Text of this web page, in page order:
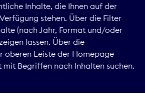
Digitales
Kommunikation
Marktdaten
Inhalte, die Ihnen auf der
stehen. Über die Filter
(nach Jahr, Format und/oder
lassen. Über die
oberen Leiste der Homepage
mit Begriffen nach Inhalten suchen.